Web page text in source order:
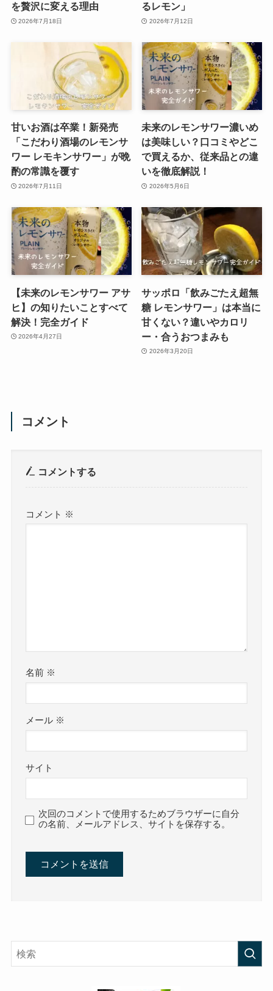
を贅沢に変える理由
2026年7月18日
るレモン」
2026年7月12日
甘いお酒は卒業！新発売
「こだわり酒場のレモンサ
ワー レモキンサワー」が晩
酌の常識を覆す
2026年7月11日
未来のレモンサワー濃いめ
は美味しい？口コミやどこ
で買えるか、従来品との違
いを徹底解説！
2026年5月6日
【未来のレモンサワー アサ
ヒ】の知りたいことすべて
解決！完全ガイド
2026年4月27日
サッポロ「飲みごたえ超無
糖 レモンサワー」は本当に
甘くない？違いやカロリ
ー・合うおつまみも
2026年3月20日
コメント
コメントする
コメント ※
名前 ※
メール ※
サイト
次回のコメントで使用するためブラウザーに自分
の名前、メールアドレス、サイトを保存する。